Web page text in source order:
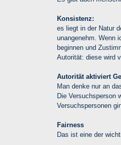
Konsistenz:
es liegt in der Natur
unangenehm. Wenn
beginnen und
Autorität: diese wird
Autorität aktiviert
Man denke nur an
Die Versuchsperson
Versuchspersonen
Fairness
Das ist eine der